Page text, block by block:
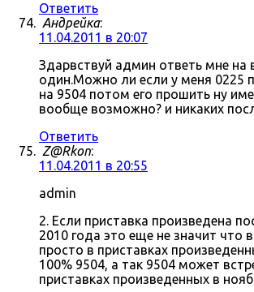
Ответить
Андрейка:
11.04.2011 в 20:07
Здарвствуй админ ответь мне на
один.Можно ли если у меня 0225
на 9504 потом его прошить ну
вообще возможно? и никаких
Ответить
Z@Rkon:
11.04.2011 в 20:55
admin
2. Если приставка произведена
2010 года это еще не значит что
просто в приставках
100% 9504, а так 9504 может
приставках произведенных в